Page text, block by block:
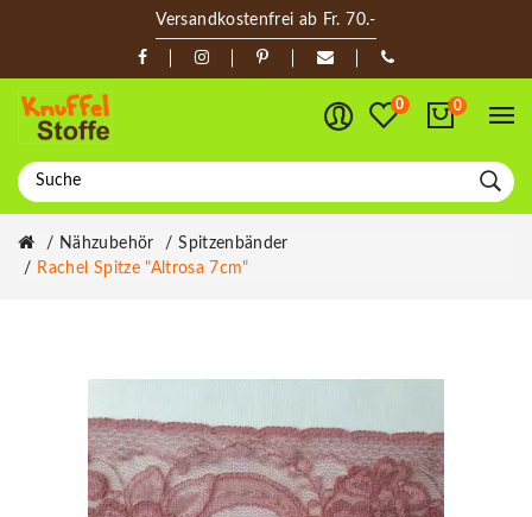
Versandkostenfrei ab Fr. 70.-
0 0
Nähzubehör
Spitzenbänder
Rachel Spitze "Altrosa 7cm"